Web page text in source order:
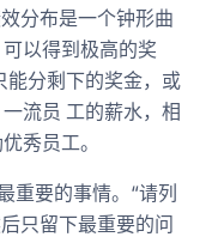
分布是一个钟形曲
以得到极高的奖
能分剩下的奖金，或
流员 工的薪水，相
秀员工。
重要的事情。“请列
只留下最重要的问